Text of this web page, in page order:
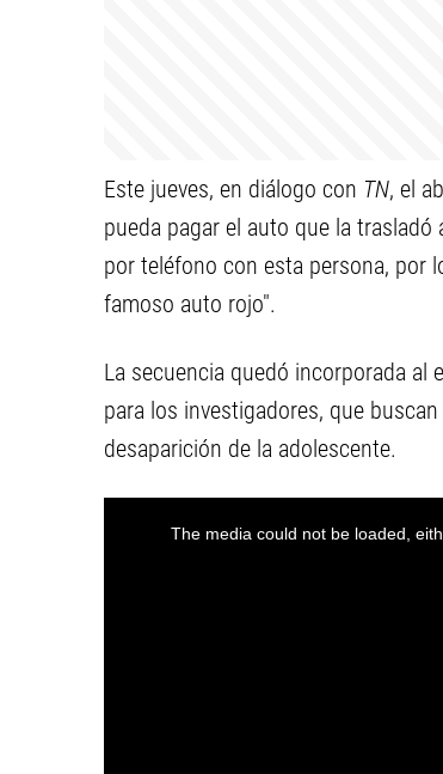
Este jueves, en diálogo con TN, el
pueda pagar el auto que la
por teléfono con esta persona, por
famoso auto rojo".
La secuencia quedó incorporada al
para los investigadores, que
desaparición de la adolescente.